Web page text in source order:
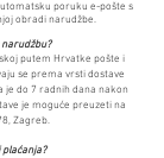
poruku e-pošte s
obradi narudžbe.
putem Hrvatke pošte i
se prema vrsti dostave
je do 7 radnih dana nakon
je moguće preuzeti na
Zagreb.